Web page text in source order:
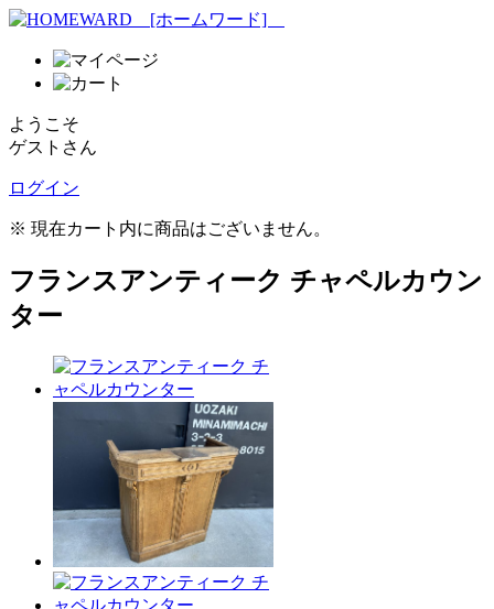
ようこそ
ゲストさん
ログイン
※ 現在カート内に商品はございません。
フランスアンティーク チャペルカウン
ター